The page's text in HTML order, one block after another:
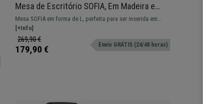
Mesa de Escritório SOFIA, Em Madeira e
Metal, Dimensões 168x125x75cm, Castanho
Mesa SOFIA em forma de L, perfeita para ser inserida em
qualquer espaço para trabalho!
[+Info]
269,90 €
179,90 € Envio GRÁTIS (24/48 horas)